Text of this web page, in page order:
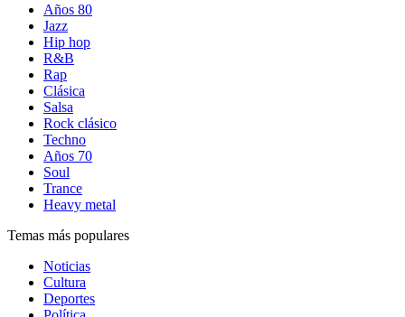
Años 80
Jazz
Hip hop
R&B
Rap
Clásica
Salsa
Rock clásico
Techno
Años 70
Soul
Trance
Heavy metal
Temas más populares
Noticias
Cultura
Deportes